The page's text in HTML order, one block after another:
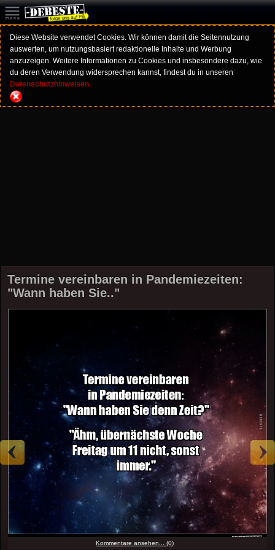
Diese Website verwendet Cookies. Wir können damit die Seitennutzung
auswerten, um nutzungsbasiert redaktionelle Inhalte und Werbung
anzuzeigen. Weitere Informationen zu Cookies und insbesondere dazu, wie
du deren Verwendung widersprechen kannst, findest du in unseren
Datenschutzhinweisen.
Termine vereinbaren in Pandemiezeiten:
"Wann haben Sie.."
Kommentare ansehen... (0)